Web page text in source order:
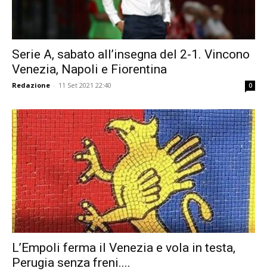
Serie A, sabato all’insegna del 2-1. Vincono
Venezia, Napoli e Fiorentina
Redazione - 11 Set 2021 22:40 0
L’Empoli ferma il Venezia e vola in testa,
Perugia senza freni....